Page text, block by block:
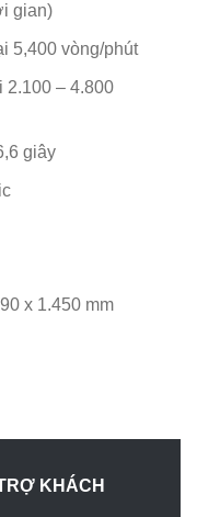
gian)
5,400 vòng/phút
2.100 – 4.800
giây
x 1.450 mm
KHÁCH